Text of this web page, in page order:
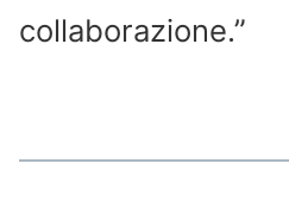
collaborazione.”